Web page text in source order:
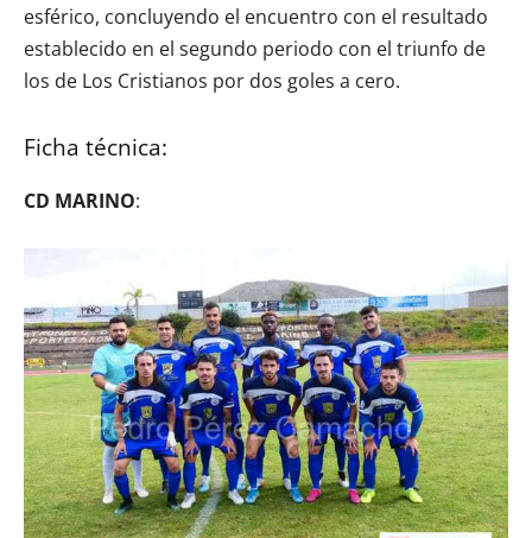
esférico, concluyendo el encuentro con el resultado
establecido en el segundo periodo con el triunfo de
los de Los Cristianos por dos goles a cero.
Ficha técnica:
CD MARINO: